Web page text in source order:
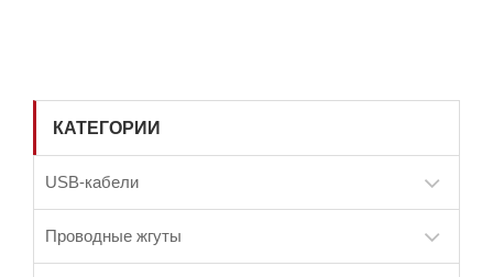
КАТЕГОРИИ
USB-кабели
Проводные жгуты